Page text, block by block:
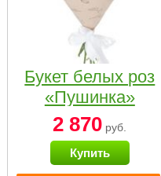
Букет белых роз
«Пушинка»
2 870 руб.
Купить